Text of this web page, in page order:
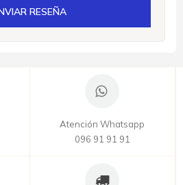
RESEÑA
Atención Whatsapp
096 91 91 91